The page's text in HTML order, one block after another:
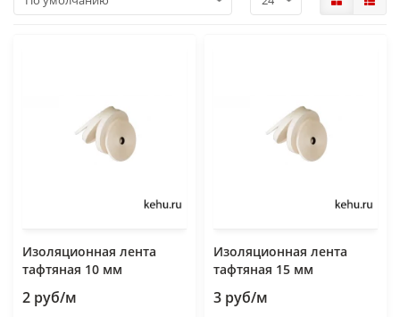
Изоляционная лента
тафтяная 10 мм
2 руб/м
Изоляционная лента
тафтяная 15 мм
3 руб/м